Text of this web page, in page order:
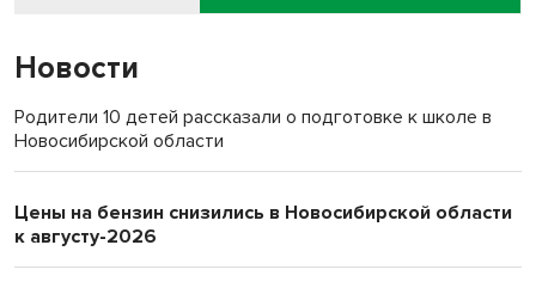
Новости
Родители 10 детей рассказали о подготовке к школе в
Новосибирской области
Цены на бензин снизились в Новосибирской области
к августу-2026